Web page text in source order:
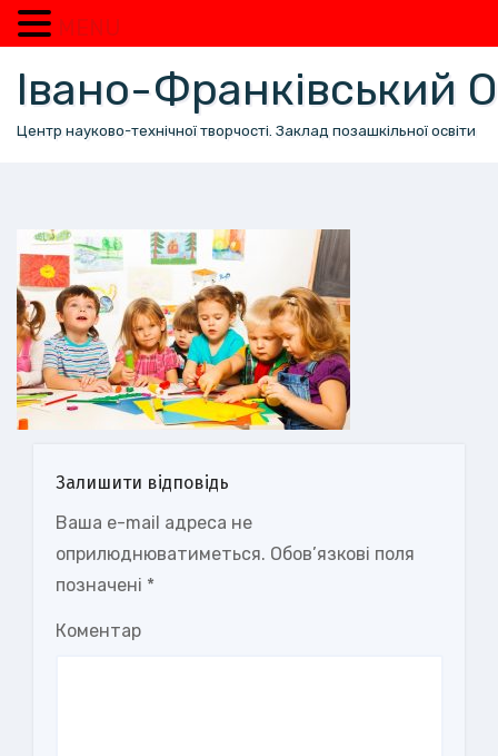
вмісту
Івано-Франківський
Центр науково-технічної творчості. Заклад позашкільної освіти
Залишити відповідь
Ваша e-mail адреса не
оприлюднюватиметься. Обов’язкові поля
позначені *
Коментар
MENU